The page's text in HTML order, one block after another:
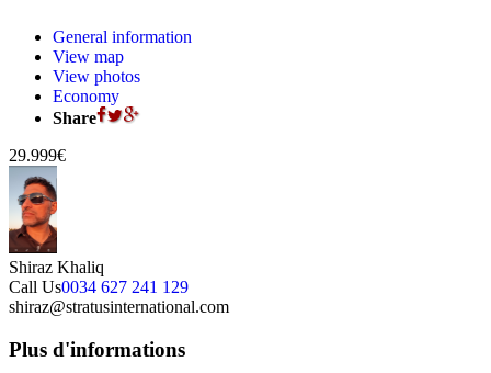
General information
View map
View photos
Economy
Share
29.999€
Shiraz Khaliq
Call Us0034 627 241 129
shiraz@stratusinternational.com
Plus d'informations